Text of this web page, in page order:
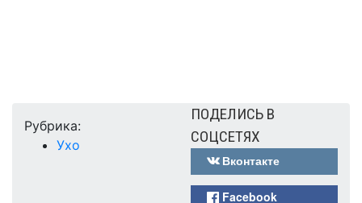
Рубрика:
Ухо
ПОДЕЛИСЬ В
СОЦСЕТЯХ
Вконтакте
Facebook